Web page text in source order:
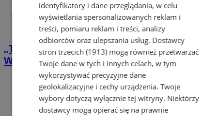
„Twoja Kolej! Planszówki i szachy” w
Wajzera21
identyfikatory i dane przeglądania, w celu
wyświetlania spersonalizowanych reklam i
treści, pomiaru reklam i treści, analizy
odbiorców oraz ulepszania usług. Dostawcy
stron trzecich (1913)mogą również przetwarzać
Twoje dane w tych i innych celach, w tym
wykorzystywać precyzyjne dane
geolokalizacyjne i cechy urządzenia. Twoje
wybory dotyczą wyłącznie tej witryny. Niektórzy
dostawcy mogą opierać się na prawnie